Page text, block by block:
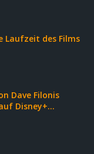
Laufzeit des Films
Dave Filonis
Disney+...